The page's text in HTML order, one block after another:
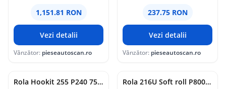
1,151.81 RON
Vezi detalii
Vânzător: pieseautoscan.ro
237.75 RON
Vezi detalii
Vânzător: pieseautoscan.ro
Rola Hookit 255 P240 75mm x 25m 3M Rola 216U Soft roll P800 113 mm x 25m 3M